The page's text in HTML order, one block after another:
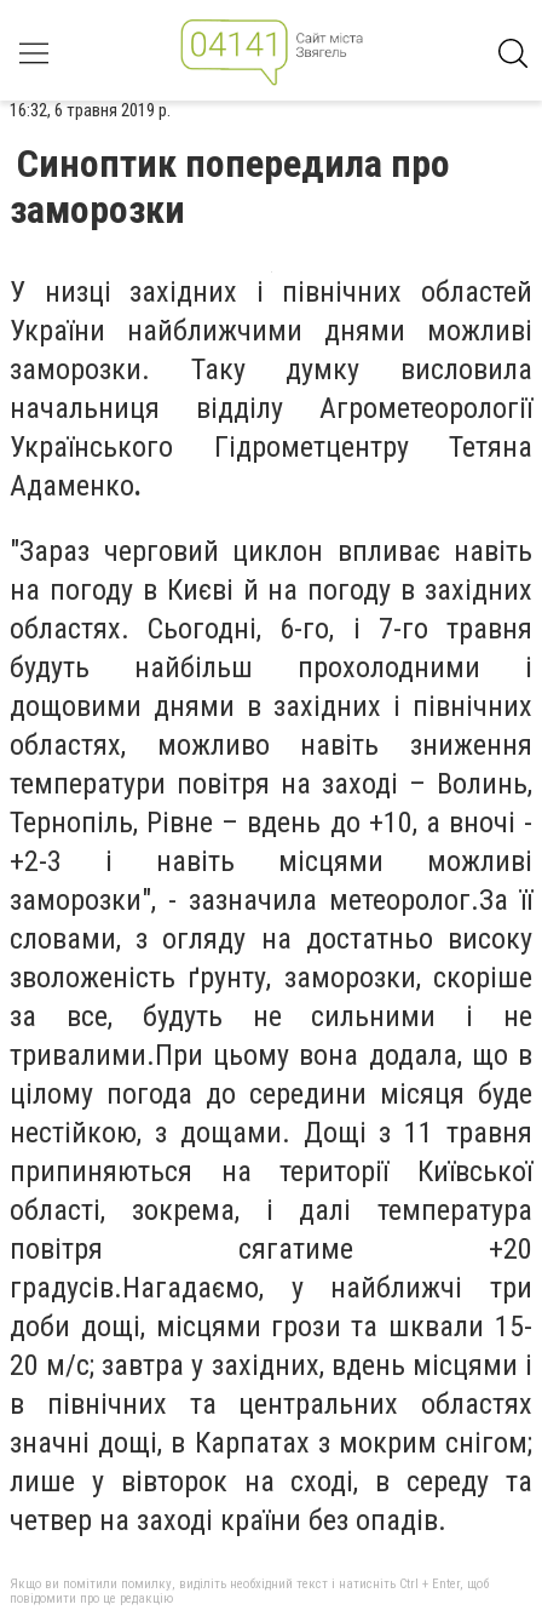
16:32, 6 травня 2019 р.
Синоптик попередила про
заморозки
У низці західних і північних областей
України найближчими днями можливі
заморозки. Таку думку висловила
начальниця відділу Агрометеорології
Українського Гідрометцентру Тетяна
Адаменко.
"Зараз черговий циклон впливає навіть
на погоду в Києві й на погоду в західних
областях. Сьогодні, 6-го, і 7-го травня
будуть найбільш прохолодними і
дощовими днями в західних і північних
областях, можливо навіть зниження
температури повітря на заході – Волинь,
Тернопіль, Рівне – вдень до +10, а вночі -
+2-3 і навіть місцями можливі
заморозки", - зазначила метеоролог.За її
словами, з огляду на достатньо високу
зволоженість ґрунту, заморозки, скоріше
за все, будуть не сильними і не
тривалими.При цьому вона додала, що в
цілому погода до середини місяця буде
нестійкою, з дощами. Дощі з 11 травня
припиняються на території Київської
області, зокрема, і далі температура
повітря сягатиме +20
градусів.Нагадаємо, у найближчі три
доби дощі, місцями грози та шквали 15-
20 м/с; завтра у західних, вдень місцями і
в північних та центральних областях
значні дощі, в Карпатах з мокрим снігом;
лише у вівторок на сході, в середу та
четвер на заході країни без опадів.
Якщо ви помітили помилку, виділіть необхідний текст і натисніть Ctrl + Enter, щоб
повідомити про це редакцію